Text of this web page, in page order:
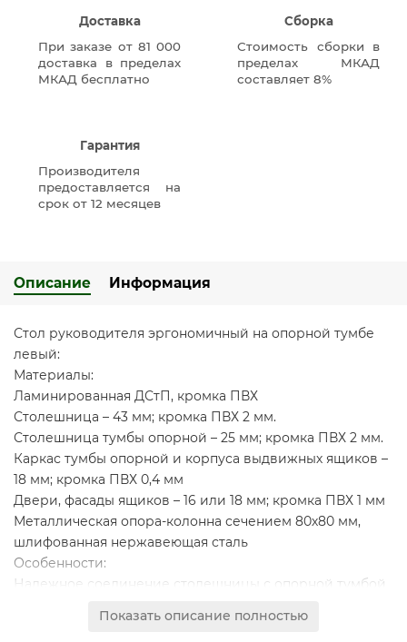
Доставка
При заказе от 81 000
доставка в пределах
МКАД бесплатно
Сборка
Стоимость сборки в
пределах МКАД
составляет 8%
Гарантия
Производителя
предоставляется на
срок от 12 месяцев
Описание Информация
Стол руководителя эргономичный на опорной тумбе
левый:
Материалы:
Ламинированная ДСтП, кромка ПВХ
Столешница – 43 мм; кромка ПВХ 2 мм.
Столешница тумбы опорной – 25 мм; кромка ПВХ 2 мм.
Каркас тумбы опорной и корпуса выдвижных ящиков –
18 мм; кромка ПВХ 0,4 мм
Двери, фасады ящиков – 16 или 18 мм; кромка ПВХ 1 мм
Металлическая опора-колонна сечением 80х80 мм,
шлифованная нержавеющая сталь
Особенности:
Надежное соединение столешницы с опорной тумбой
Оригинальная составная столешница из 2-х плит ДСтП
Показать описание полностью